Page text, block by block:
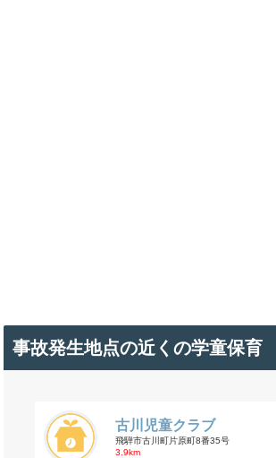
事故発生地点の近くの学童保育
古川児童クラブ
飛騨市古川町片原町8番35号
3.9km